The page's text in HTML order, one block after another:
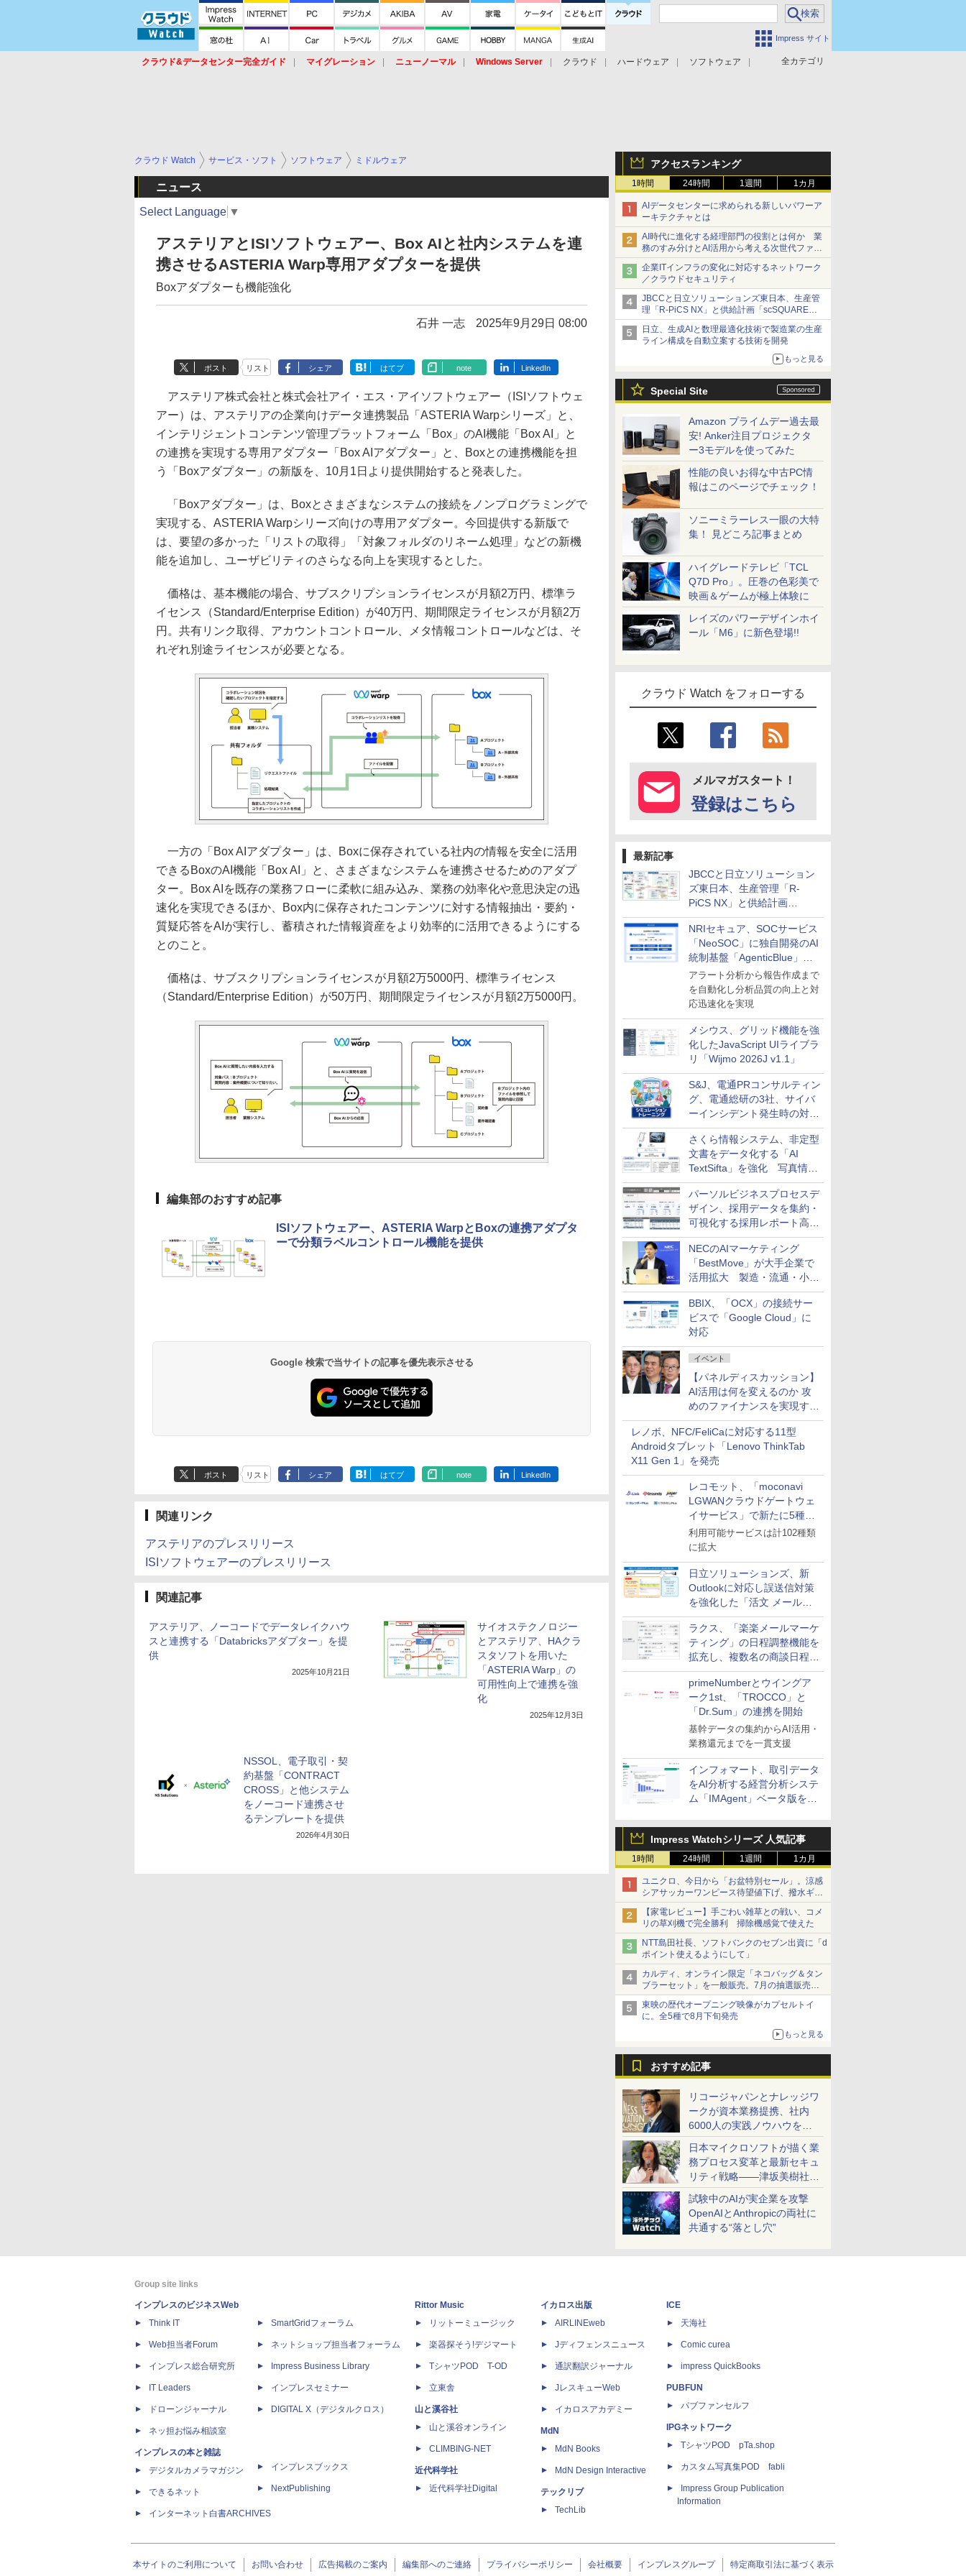
Impress サイト
全カテゴリ
クラウド&データセンター完全ガイド マイグレーション ニューノーマル Windows Server クラウド ハードウェア
ソフトウェア
アクセスランキング
1時間 24時間 1週間 1カ月
AIデータセンターに求められる新しいパワーア
ーキテクチャとは
AI時代に進化する経理部門の役割とは何か 業
務のすみ分けとAI活用から考える次世代ファイ
ナンス戦略
企業ITインフラの変化に対応するネットワーク
／クラウドセキュリティ
JBCCと日立ソリューションズ東日本、生産管
理「R-PiCS NX」と供給計画「scSQUARE
ISP」の連携サービスを提供開始
日立、生成AIと数理最適化技術で製造業の生産
ライン構成を自動立案する技術を開発
もっと見る
Special Site
Amazon プライムデー過去最
安! Anker注目プロジェクタ
ー3モデルを使ってみた
性能の良いお得な中古PC情
報はこのページでチェック！
ソニーミラーレス一眼の大特
集！ 見どころ記事まとめ
ハイグレードテレビ「TCL
Q7D Pro」。圧巻の色彩美で
映画＆ゲームが極上体験に
レイズのパワーデザインホイ
ール「M6」に新色登場!!
クラウド Watch をフォローする
メルマガスタート！
登録はこちら
最新記事
JBCCと日立ソリューション
ズ東日本、生産管理「R-
PiCS NX」と供給計画
「scSQUARE ISP」の連携サ
ービスを提供開始
NRIセキュア、SOCサービス
「NeoSOC」に独自開発のAI
統制基盤「AgenticBlue」を
導入
アラート分析から報告作成まで
を自動化し分析品質の向上と対
応迅速化を実現
メシウス、グリッド機能を強
化したJavaScript UIライブラ
リ「Wijmo 2026J v1.1」
S&J、電通PRコンサルティン
グ、電通総研の3社、サイバ
ーインシデント発生時の対応
と危機管理広報を一体的に訓
練するプログラムを提供
さくら情報システム、非定型
文書をデータ化する「AI
TextSifta」を強化 写真情報
のデータ化などに対応
パーソルビジネスプロセスデ
ザイン、採用データを集約・
可視化する採用レポート高速
化サービスを提供
NECのAIマーケティング
「BestMove」が大手企業で
活用拡大 製造・流通・小売
企業・広告代理店などが実装
フェーズへ
BBIX、「OCX」の接続サー
ビスで「Google Cloud」に
対応
イベント
【パネルディスカッション】
AI活用は何を変えるのか 攻
めのファイナンスを実現する
業務設計とマインドセット変
革
レノボ、NFC/FeliCaに対応する11型
Androidタブレット「Lenovo ThinkTab
X11 Gen 1」を発売
レコモット、「moconavi
LGWANクラウドゲートウェ
イサービス」で新たに5種類
のサービスと連携開始
利用可能サービスは計102種類
に拡大
日立ソリューションズ、新
Outlookに対応し誤送信対策
を強化した「活文 メール誤
送信防止アドインサービス」
を提供
ラクス、「楽楽メールマーケ
ティング」の日程調整機能を
拡充し、複数名の商談日程調
整を効率化
primeNumberとウイングア
ーク1st、「TROCCO」と
「Dr.Sum」の連携を開始
基幹データの集約からAI活用・
業務還元までを一貫支援
インフォマート、取引データ
をAI分析する経営分析システ
ム「IMAgent」ベータ版を提
Impress Watchシリーズ 人気記事
1時間 24時間 1週間 1カ月
ユニクロ、今日から「お盆特別セール」。涼感
シアサッカーワンピース待望値下げ、撥水ギア
ショーツは1990円に
【家電レビュー】手ごわい雑草との戦い、コメ
リの草刈機で完全勝利 掃除機感覚で使えた
NTT島田社長、ソフトバンクのセブン出資に「d
ポイント使えるようにして」
カルディ、オンライン限定「ネコバッグ＆タン
ブラーセット」を一般販売。7月の抽選販売の
当選無効分
東映の歴代オープニング映像がカプセルトイ
に。全5種で8月下旬発売
もっと見る
おすすめ記事
リコージャパンとナレッジワ
ークが資本業務提携、社内
6000人の実践ノウハウを生
かした「AI商談記録 for
RICOH」を展開へ
日本マイクロソフトが描く業
務プロセス変革と最新セキュ
リティ戦略――津坂美樹社長
が2027年度戦略を説明
試験中のAIが実企業を攻撃
OpenAIとAnthropicの両社に
共通する“落とし穴”
クラウド Watch サービス・ソフト ソフトウェア ミドルウェア
ニュース
Select Language ▼
アステリアとISIソフトウェアー、Box AIと社内システムを連
携させるASTERIA Warp専用アダプターを提供
Boxアダプターも機能強化
石井 一志 2025年9月29日 08:00
ポスト リスト シェア はてブ note LinkedIn
アステリア株式会社と株式会社アイ・エス・アイソフトウェアー（ISIソフトウェ
アー）は、アステリアの企業向けデータ連携製品「ASTERIA Warpシリーズ」と、
インテリジェントコンテンツ管理プラットフォーム「Box」のAI機能「Box AI」と
の連携を実現する専用アダプター「Box AIアダプター」と、Boxとの連携機能を担
う「Boxアダプター」の新版を、10月1日より提供開始すると発表した。
「Boxアダプター」は、Boxとさまざまなシステムの接続をノンプログラミングで
実現する、ASTERIA Warpシリーズ向けの専用アダプター。今回提供する新版で
は、要望の多かった「リストの取得」「対象フォルダのリネーム処理」などの新機
能を追加し、ユーザビリティのさらなる向上を実現するとした。
価格は、基本機能の場合、サブスクリプションライセンスが月額2万円、標準ラ
イセンス（Standard/Enterprise Edition）が40万円、期間限定ライセンスが月額2万
円。共有リンク取得、アカウントコントロール、メタ情報コントロールなどは、そ
れぞれ別途ライセンスが必要となる。
一方の「Box AIアダプター」は、Boxに保存されている社内の情報を安全に活用
できるBoxのAI機能「Box AI」と、さまざまなシステムを連携させるためのアダプ
ター。Box AIを既存の業務フローに柔軟に組み込み、業務の効率化や意思決定の迅
速化を実現できるほか、Box内に保存されたコンテンツに対する情報抽出・要約・
質疑応答をAIが実行し、蓄積された情報資産をより効率的に活用できるようにする
とのこと。
価格は、サブスクリプションライセンスが月額2万5000円、標準ライセンス
（Standard/Enterprise Edition）が50万円、期間限定ライセンスが月額2万5000円。
編集部のおすすめ記事
ISIソフトウェアー、ASTERIA WarpとBoxの連携アダプタ
ーで分類ラベルコントロール機能を提供
Google 検索で当サイトの記事を優先表示させる
ポスト リスト シェア はてブ note LinkedIn
関連リンク
アステリアのプレスリリース
ISIソフトウェアーのプレスリリース
関連記事
アステリア、ノーコードでデータレイクハウ
スと連携する「Databricksアダプター」を提
供
2025年10月21日
サイオステクノロジー
とアステリア、HAクラ
スタソフトを用いた
「ASTERIA Warp」の
可用性向上で連携を強
化
2025年12月3日
NSSOL、電子取引・契
約基盤「CONTRACT
CROSS」と他システム
をノーコード連携させ
るテンプレートを提供
2026年4月30日
Group site links
インプレスのビジネスWeb
Think IT
Web担当者Forum
インプレス総合研究所
IT Leaders
ドローンジャーナル
ネッ担お悩み相談室
インプレスの本と雑誌
デジタルカメラマガジン
できるネット
インターネット白書ARCHIVES
SmartGridフォーラム
ネットショップ担当者フォーラム
Impress Business Library
インプレスセミナー
DIGITAL X（デジタルクロス）
インプレスブックス
NextPublishing
Rittor Music
リットーミュージック
楽器探そう!デジマート
TシャツPOD T-OD
立東舎
山と溪谷社
山と溪谷オンライン
CLIMBING-NET
近代科学社
近代科学社Digital
イカロス出版
AIRLINEweb
Jディフェンスニュース
通訳翻訳ジャーナル
JレスキューWeb
イカロスアカデミー
MdN
MdN Books
MdN Design Interactive
テックリブ
TechLib
ICE
天海社
Comic curea
impress QuickBooks
PUBFUN
パブファンセルフ
IPGネットワーク
TシャツPOD pTa.shop
カスタム写真集POD fabli
Impress Group Publication
Information
本サイトのご利用について お問い合わせ 広告掲載のご案内 編集部へのご連絡 プライバシーポリシー 会社概要 インプレスグループ 特定商取引法に基づく表示